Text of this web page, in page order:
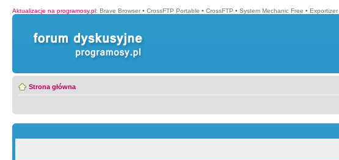
Aktualizacje na programosy.pl: Brave Browser • CrossFTP Portable • CrossFTP • System Mechanic Free • Exportizer
Strona główna